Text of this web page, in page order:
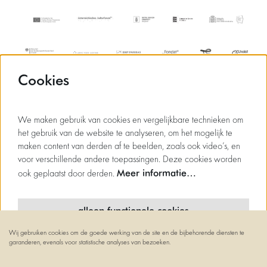
Cookies
We maken gebruik van cookies en vergelijkbare technieken om
het gebruik van de website te analyseren, om het mogelijk te
maken content van derden af te beelden, zoals ook video’s, en
voor verschillende andere toepassingen. Deze cookies worden
ook geplaatst door derden. Meer informatie…
alleen functionele cookies
minimale cookies
Wij gebruiken cookies om de goede werking van de site en de bijbehorende diensten te
garanderen, evenals voor statistische analyses van bezoeken.